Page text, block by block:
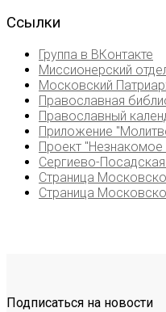
Ссылки
Группа в ВКонтакте
Миссионерский
Московский
Православная
Православный
Приложение
Проект
Сергиево-
Страница
Страница
Подписаться на новости